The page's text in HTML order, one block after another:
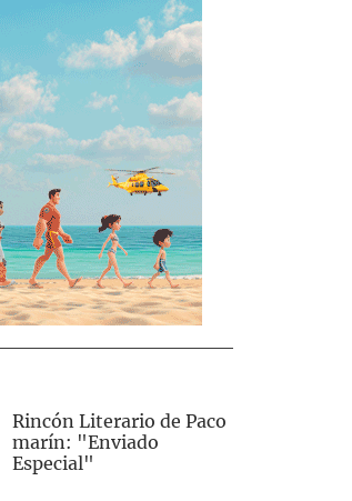
Rincón Literario de Paco
marín: "Enviado
Especial"